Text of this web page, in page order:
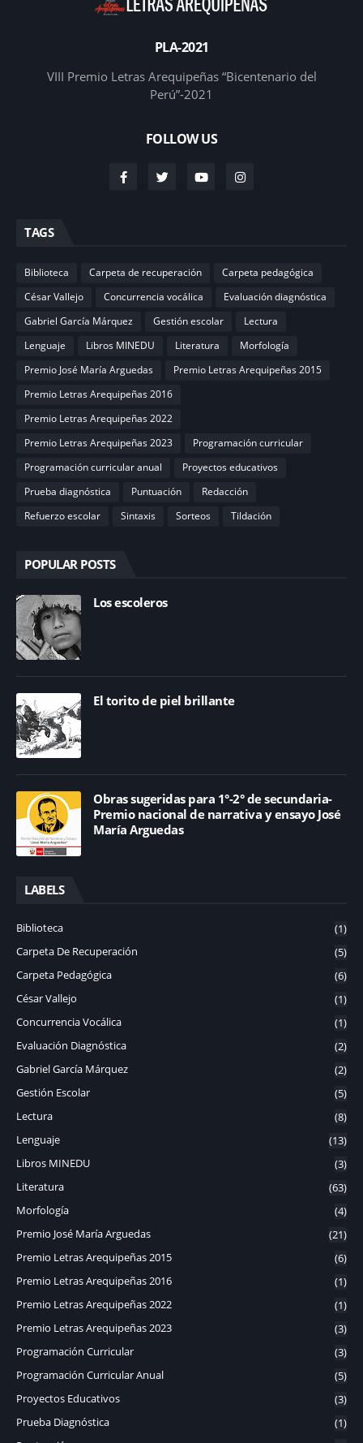
PLA-2021
VIII Premio Letras Arequipeñas “Bicentenario del
Perú”-2021
FOLLOW US
TAGS
Biblioteca Carpeta de recuperación
Carpeta pedagógica
César Vallejo
Concurrencia vocálica
Evaluación diagnóstica
Gabriel García Márquez
Gestión escolar
Lectura
Lenguaje
Libros MINEDU Literatura
Morfología
Premio José María Arguedas
Premio Letras Arequipeñas 2015
Premio Letras Arequipeñas 2016
Premio Letras Arequipeñas 2022
Premio Letras Arequipeñas 2023
Programación curricular
Programación curricular anual
Proyectos educativos
Prueba diagnóstica
Puntuación
Redacción
Refuerzo escolar
Sintaxis Sorteos Tildación
POPULAR POSTS
Los escoleros
El torito de piel brillante
Obras sugeridas para 1°-2° de secundaria-
Premio nacional de narrativa y ensayo José
María Arguedas
LABELS
Biblioteca
(1)
Carpeta De Recuperación
(5)
Carpeta Pedagógica
(6)
César Vallejo
(1)
Concurrencia Vocálica
(1)
Evaluación Diagnóstica
(2)
Gabriel García Márquez
(2)
Gestión Escolar
(5)
Lectura
(8)
Lenguaje
(13)
Libros MINEDU
(3)
Literatura
(63)
Morfología
(4)
Premio José María Arguedas
(21)
Premio Letras Arequipeñas 2015
(6)
Premio Letras Arequipeñas 2016
(1)
Premio Letras Arequipeñas 2022
(1)
Premio Letras Arequipeñas 2023
(3)
Programación Curricular
(3)
Programación Curricular Anual
(5)
Proyectos Educativos
(3)
Prueba Diagnóstica
(1)